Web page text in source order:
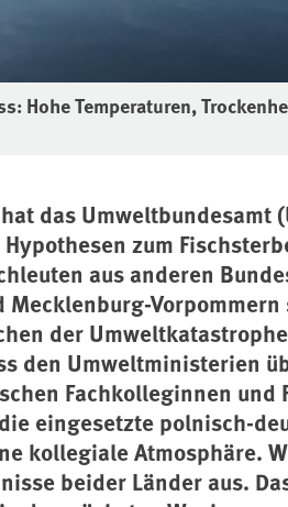
Hohe Temperaturen,
das Umweltbundesamt
zum
aus anderen
der
den Umweltministerien
Fachkolleginnen
eingesetzte polnisch-
kollegiale Atmosphäre.
beider Länder aus.